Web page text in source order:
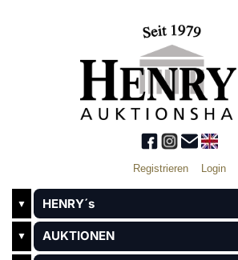
Registrieren Login
▼ HENRY´s
▼ AUKTIONEN